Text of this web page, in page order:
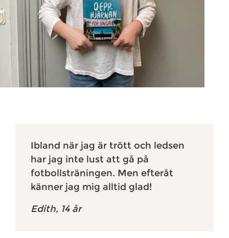
Ibland när jag är trött och ledsen
har jag inte lust att gå på
fotbollsträningen. Men efteråt
känner jag mig alltid glad!
Edith, 14 år